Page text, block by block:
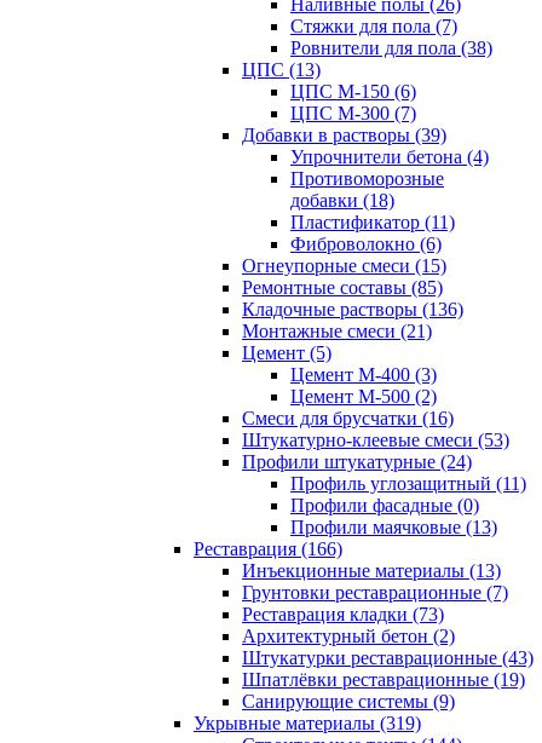
Наливные полы (26)
Стяжки для пола (7)
Ровнители для пола (38)
ЦПС (13)
ЦПС М-150 (6)
ЦПС М-300 (7)
Добавки в растворы (39)
Упрочнители бетона (4)
Противоморозные
добавки (18)
Пластификатор (11)
Фиброволокно (6)
Огнеупорные смеси (15)
Ремонтные составы (85)
Кладочные растворы (136)
Монтажные смеси (21)
Цемент (5)
Цемент М-400 (3)
Цемент М-500 (2)
Смеси для брусчатки (16)
Штукатурно-клеевые смеси (53)
Профили штукатурные (24)
Профиль углозащитный (11)
Профили фасадные (0)
Профили маячковые (13)
Реставрация (166)
Инъекционные материалы (13)
Грунтовки реставрационные (7)
Реставрация кладки (73)
Архитектурный бетон (2)
Штукатурки реставрационные (43)
Шпатлёвки реставрационные (19)
Санирующие системы (9)
Укрывные материалы (319)